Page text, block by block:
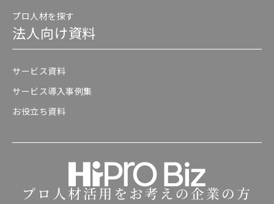
プロ人材を探す
法人向け資料
サービス資料
サービス導入事例集
お役立ち資料